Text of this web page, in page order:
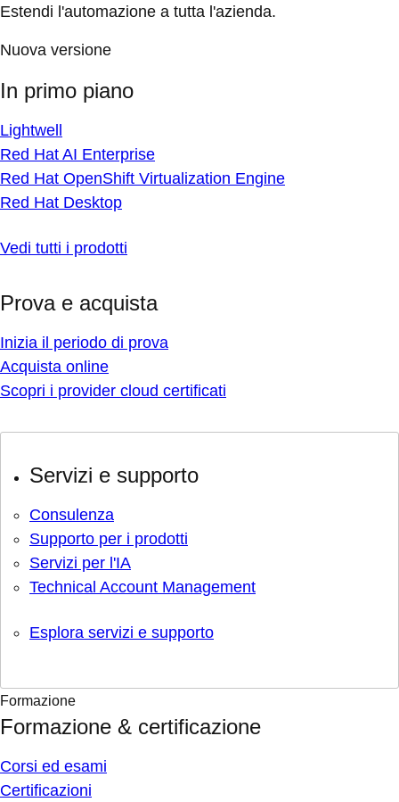
Estendi l'automazione a tutta l'azienda.
Nuova versione
In primo piano
Lightwell
Red Hat AI Enterprise
Red Hat OpenShift Virtualization Engine
Red Hat Desktop
Vedi tutti i prodotti
Prova e acquista
Inizia il periodo di prova
Acquista online
Scopri i provider cloud certificati
Servizi e supporto
Consulenza
Supporto per i prodotti
Servizi per l'IA
Technical Account Management
Esplora servizi e supporto
Formazione
Formazione & certificazione
Corsi ed esami
Certificazioni